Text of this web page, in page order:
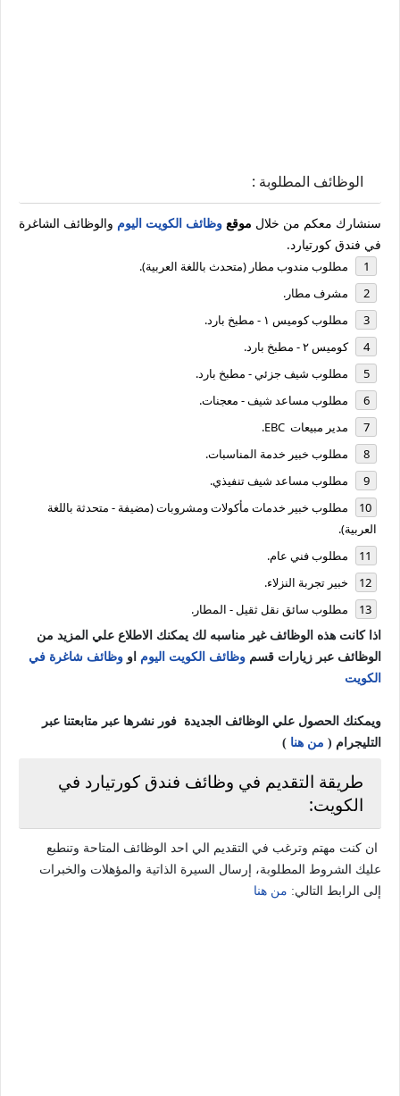
الوظائف المطلوبة :
سنشارك معكم من خلال موقع وظائف الكويت اليوم والوظائف الشاغرة
في فندق كورتيارد.
مطلوب مندوب مطار (متحدث باللغة العربية).
مشرف مطار.
مطلوب كوميس ١ - مطبخ بارد.
كوميس ٢ - مطبخ بارد.
مطلوب شيف جزئي - مطبخ بارد.
مطلوب مساعد شيف - معجنات.
مدير مبيعات EBC.
مطلوب خبير خدمة المناسبات.
مطلوب مساعد شيف تنفيذي.
مطلوب خبير خدمات مأكولات ومشروبات (مضيفة - متحدثة باللغة
العربية).
مطلوب فني عام.
خبير تجربة النزلاء.
مطلوب سائق نقل ثقيل - المطار.
اذا كانت هذه الوظائف غير مناسبه لك يمكنك الاطلاع علي المزيد من
الوظائف عبر زيارات قسم وظائف الكويت اليوم او وظائف شاغرة في
الكويت
ويمكنك الحصول علي الوظائف الجديدة فور نشرها عبر متابعتنا عبر
التليجرام ( من هنا )
طريقة التقديم في وظائف فندق كورتيارد في
الكويت:
ان كنت مهتم وترغب في التقديم الي احد الوظائف المتاحة وتنطبع
عليك الشروط المطلوبة، إرسال السيرة الذاتية والمؤهلات والخبرات
إلى الرابط التالي: من هنا